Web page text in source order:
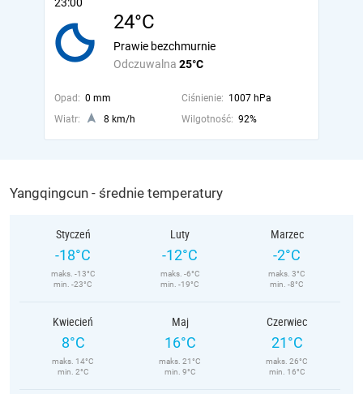
24°C
Odczuwalna 25°C
Prawie bezchmurnie
Opad: 0 mm Ciśnienie: 1007 hPa
Wiatr:
8 km/h Wilgotność: 92%
Yangqingcun - średnie temperatury
Styczeń
-18°C
maks. -13°C
min. -23°C
Luty
-12°C
maks. -6°C
min. -19°C
Marzec
-2°C
maks. 3°C
min. -8°C
Kwiecień
8°C
maks. 14°C
min. 2°C
Maj
16°C
maks. 21°C
min. 9°C
Czerwiec
21°C
maks. 26°C
min. 16°C